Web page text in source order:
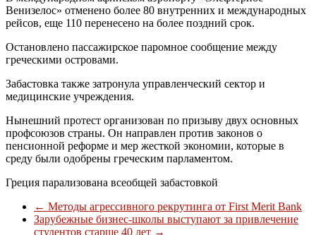
Венизелос» отменено более 80 внутренних и международных
рейсов, еще 110 перенесено на более поздний срок.
Остановлено пассажирское паромное сообщение между
греческими островами.
Забастовка также затронула управленческий сектор и
медицинские учреждения.
Нынешний протест организован по призыву двух основных
профсоюзов страны. Он направлен против законов о
пенсионной реформе и мер жесткой экономии, которые в
среду были одобрены греческим парламентом.
Греция парализована всеобщей забастовкой
← Методы агрессивного рекрутинга от First Merit Bank
Зарубежные бизнес-школы выступают за привлечение
студентов старше 40 лет →